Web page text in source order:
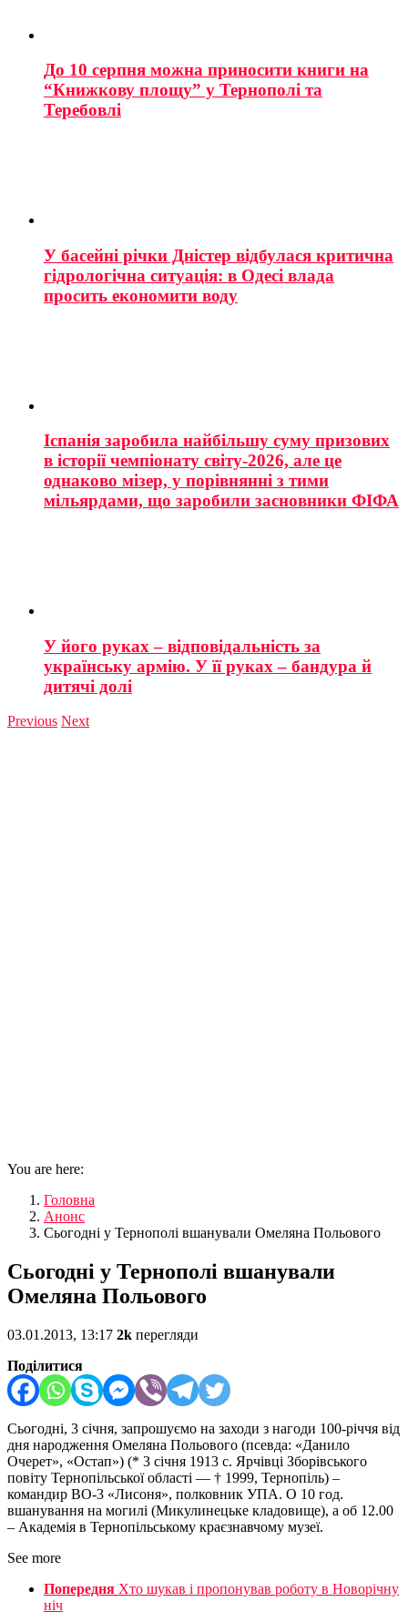
До 10 серпня можна приносити книги на
“Книжкову площу” у Тернополі та
Теребовлі
У басейні річки Дністер відбулася критична
гідрологічна ситуація: в Одесі влада
просить економити воду
Іспанія заробила найбільшу суму призових
в історії чемпіонату світу-2026, але це
однаково мізер, у порівнянні з тими
мільярдами, що заробили засновники ФІФА
У його руках – відповідальність за
українську армію. У її руках – бандура й
дитячі долі
Previous Next
You are here:
Головна
Анонс
Сьогодні у Тернополі вшанували Омеляна Польового
Сьогодні у Тернополі вшанували
Омеляна Польового
03.01.2013, 13:17 2k перегляди
Поділитися
Сьогодні, 3 січня, запрошуємо на заходи з нагоди 100-річчя від
дня народження Омеляна Польового (псевда: «Данило
Очерет», «Остап») (* 3 січня 1913 с. Ярчівці Зборівського
повіту Тернопільської області — † 1999, Тернопіль) –
командир ВО-3 «Лисоня», полковник УПА. О 10 год.
вшанування на могилі (Микулинецьке кладовище), а об 12.00
– Академія в Тернопільському краєзнавчому музеї.
See more
Попередня Хто шукав і пропонував роботу в Новорічну
ніч